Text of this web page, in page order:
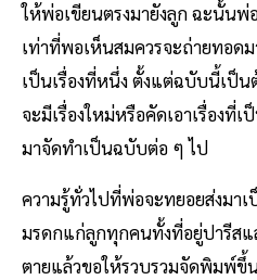
ให้พ่อเขียนตรงมายังลูก ฉะนั้นพ่
เท่าที่พอเห็นสมควรจะถ่ายทอด
เป็นเรื่องที่หนึ่ง ตั้งแต่ฉบับนี้เป็
จะมีเรื่องใหม่หรือคัดเอาเรื่องที่
มาจัดทําเป็นฉบับต่อ ๆ ไป
ความรู้ทั่วไปที่พ่อจะทยอยส่งมา
มรดกแก่ลูกทุกคนทั้งที่อยู่ปารีส
ตายแล้วขอให้รวบรวมจัดพิมพ์ขึ้